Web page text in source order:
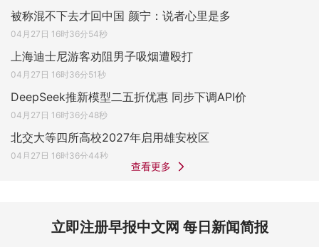
被称混不下去才回中国 颜宁：说者心里是多
04月27日 16时36分54秒
上海迪士尼游客劝阻男子吸烟遭殴打
04月27日 16时36分51秒
DeepSeek推新模型二五折优惠 同步下调API价
04月27日 16时36分48秒
北交大等四所高校2027年启用雄安校区
04月27日 16时36分44秒
查看更多
立即注册早报中文网 每日新闻简报